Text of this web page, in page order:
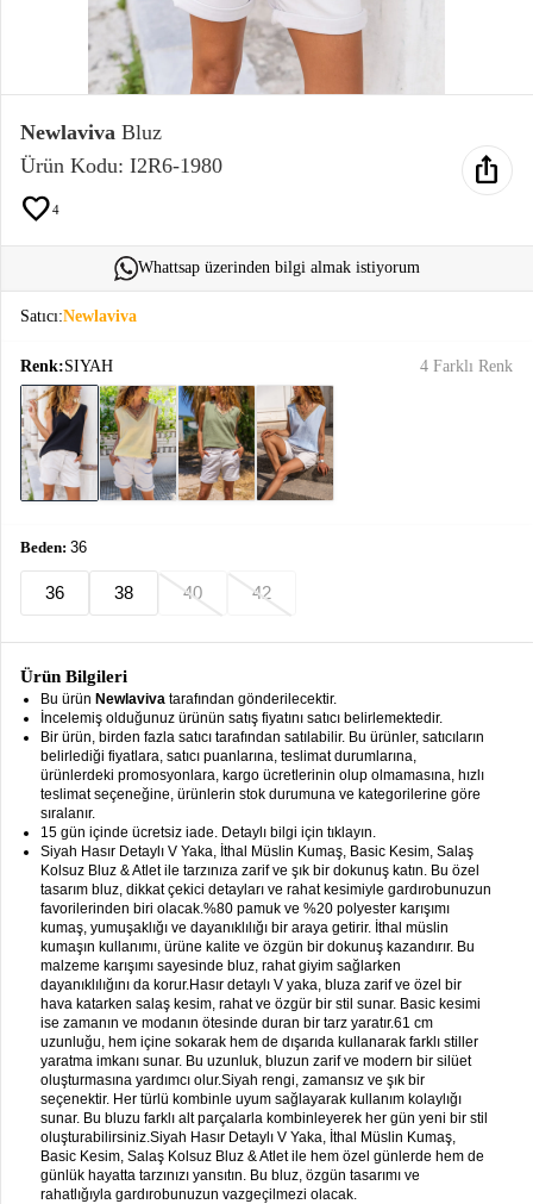
Sweatshirt
T-Shirt
Ev
Giyimkeyboard_arrow_down
Takımlarkeyboard_arrow_down
Elbise
Alt
Giyim
keyboard_arrow_down
Dış
Giyimkeyboard_arrow_down
Tesettür
Giyim
keyboard_arrow_down
Büyük
Bedenkeyboard_arrow_down
Giyimkeyboard_arrow_down
Newlaviva Bluz
Ürün Kodu: I2R6-1980
favorite4
ios_share
Whattsap üzerinden bilgi almak istiyorum
Satıcı:Newlaviva
Renk:SIYAH 4 Farklı Renk
Beden: 36
36 38 40 42
Ürün Bilgileri
Bu ürün Newlaviva tarafından gönderilecektir.
İncelemiş olduğunuz ürünün satış fiyatını satıcı belirlemektedir.
Bir ürün, birden fazla satıcı tarafından satılabilir. Bu ürünler, satıcıların
belirlediği fiyatlara, satıcı puanlarına, teslimat durumlarına,
ürünlerdeki promosyonlara, kargo ücretlerinin olup olmamasına, hızlı
teslimat seçeneğine, ürünlerin stok durumuna ve kategorilerine göre
sıralanır.
15 gün içinde ücretsiz iade. Detaylı bilgi için tıklayın.
Siyah Hasır Detaylı V Yaka, İthal Müslin Kumaş, Basic Kesim, Salaş
Kolsuz Bluz & Atlet ile tarzınıza zarif ve şık bir dokunuş katın. Bu özel
tasarım bluz, dikkat çekici detayları ve rahat kesimiyle gardırobunuzun
favorilerinden biri olacak.%80 pamuk ve %20 polyester karışımı
kumaş, yumuşaklığı ve dayanıklılığı bir araya getirir. İthal müslin
kumaşın kullanımı, ürüne kalite ve özgün bir dokunuş kazandırır. Bu
malzeme karışımı sayesinde bluz, rahat giyim sağlarken
dayanıklılığını da korur.Hasır detaylı V yaka, bluza zarif ve özel bir
hava katarken salaş kesim, rahat ve özgür bir stil sunar. Basic kesimi
ise zamanın ve modanın ötesinde duran bir tarz yaratır.61 cm
uzunluğu, hem içine sokarak hem de dışarıda kullanarak farklı stiller
yaratma imkanı sunar. Bu uzunluk, bluzun zarif ve modern bir silüet
oluşturmasına yardımcı olur.Siyah rengi, zamansız ve şık bir
seçenektir. Her türlü kombinle uyum sağlayarak kullanım kolaylığı
sunar. Bu bluzu farklı alt parçalarla kombinleyerek her gün yeni bir stil
oluşturabilirsiniz.Siyah Hasır Detaylı V Yaka, İthal Müslin Kumaş,
Basic Kesim, Salaş Kolsuz Bluz & Atlet ile hem özel günlerde hem de
günlük hayatta tarzınızı yansıtın. Bu bluz, özgün tasarımı ve
rahatlığıyla gardırobunuzun vazgeçilmezi olacak.